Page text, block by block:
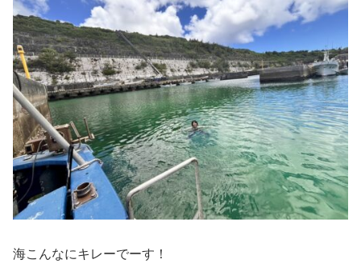
海こんなにキレーでーす！